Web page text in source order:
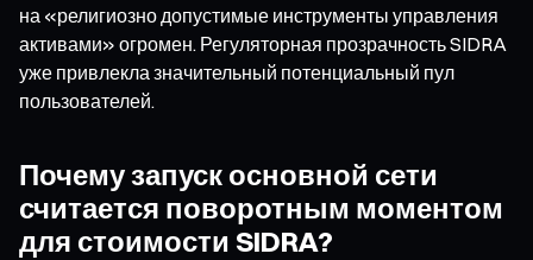
на «религиозно допустимые инструменты управления
активами» огромен. Регуляторная прозрачность SIDRA
уже привлекла значительный потенциальный пул
пользователей.
Почему запуск основной сети
считается поворотным моментом
для стоимости SIDRA?